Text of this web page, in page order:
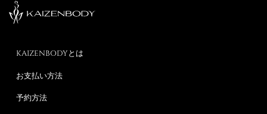
KAIZENBODYとは
お支払い方法
予約方法